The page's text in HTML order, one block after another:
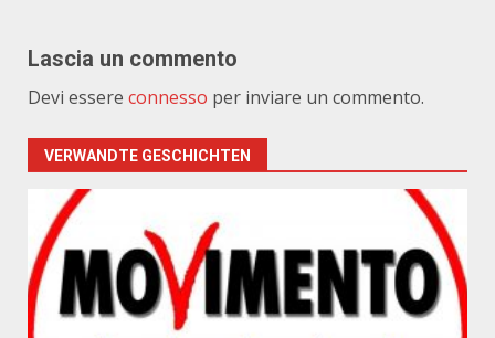
Lascia un commento
Devi essere connesso per inviare un commento.
VERWANDTE GESCHICHTEN